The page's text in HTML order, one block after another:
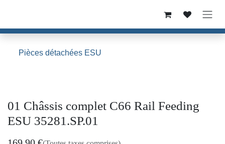
Pièces détachées ESU
01 Châssis complet C66 Rail Feeding
ESU 35281.SP.01